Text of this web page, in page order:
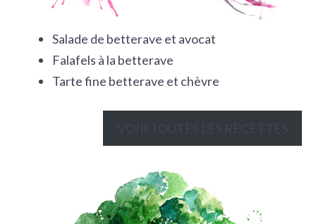
Salade de betterave et avocat
Falafels à la betterave
Tarte fine betterave et chèvre
VOIR TOUTES LES RECETTES